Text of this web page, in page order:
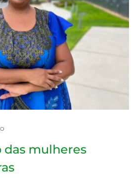
das mulheres